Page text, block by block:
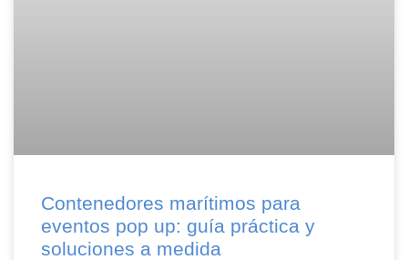
Contenedores marítimos para
eventos pop up: guía práctica y
soluciones a medida